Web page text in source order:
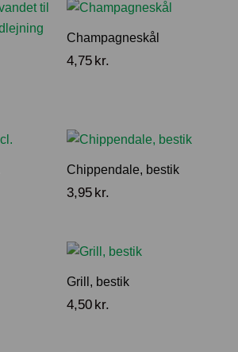
popularitet
Champagneskål
4,75 kr.
Chippendale, bestik
3,95 kr.
Grill, bestik
4,50 kr.